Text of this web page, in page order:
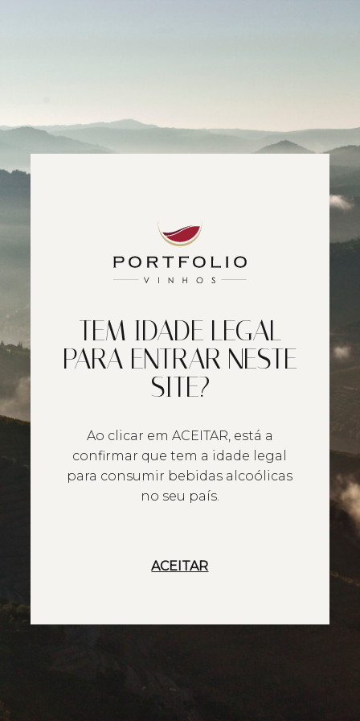
TEM IDADE LEGAL
PARA ENTRAR NESTE
SITE?
Ao clicar em ACEITAR, está a
confirmar que tem a idade legal
para consumir bebidas alcoólicas
no seu país.
ACEITAR